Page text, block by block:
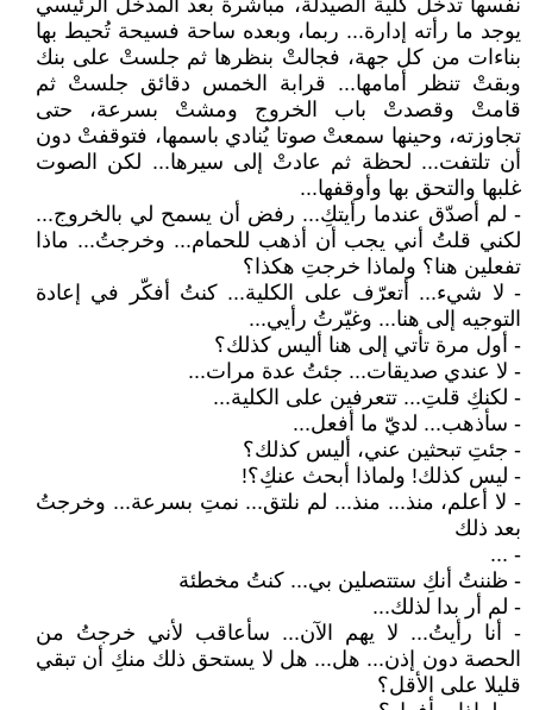
نفسها تدخل كلية الصيدلة، مباشرة بعد المدخل الرئيسي
يوجد ما رأته إدارة... ربما، وبعده ساحة فسيحة تُحيط بها
بناءات من كل جهة، فجالتْ بنظرها ثم جلستْ على بنك
وبقتْ تنظر أمامها... قرابة الخمس دقائق جلستْ ثم
قامتْ وقصدتْ باب الخروج ومشتْ بسرعة، حتى
تجاوزته، وحينها سمعتْ صوتا يُنادي باسمها، فتوقفتْ دون
أن تلتفت... لحظة ثم عادتْ إلى سيرها... لكن الصوت
غلبها والتحق بها وأوقفها...
- لم أصدّق عندما رأيتكِ... رفض أن يسمح لي بالخروج...
لكني قلتُ أني يجب أن أذهب للحمام... وخرجتُ... ماذا
تفعلين هنا؟ ولماذا خرجتِ هكذا؟
- لا شيء... أتعرّف على الكلية... كنتُ أفكّر في إعادة
التوجيه إلى هنا... وغيّرتُ رأيي...
- أول مرة تأتي إلى هنا أليس كذلك؟
- لا عندي صديقات... جئتُ عدة مرات...
- لكنكِ قلتِ... تتعرفين على الكلية...
- سأذهب... لديّ ما أفعل...
- جئتِ تبحثين عني، أليس كذلك؟
- ليس كذلك! ولماذا أبحث عنكِ؟!
- لا أعلم، منذ... منذ... لم نلتق... نمتِ بسرعة... وخرجتُ
بعد ذلك
- ...
- ظننتُ أنكِ ستتصلين بي... كنتُ مخطئة
- لم أر بدا لذلك...
- أنا رأيتُ... لا يهم الآن... سأعاقب لأني خرجتُ من
الحصة دون إذن... هل... هل لا يستحق ذلك منكِ أن تبقي
قليلا على الأقل؟